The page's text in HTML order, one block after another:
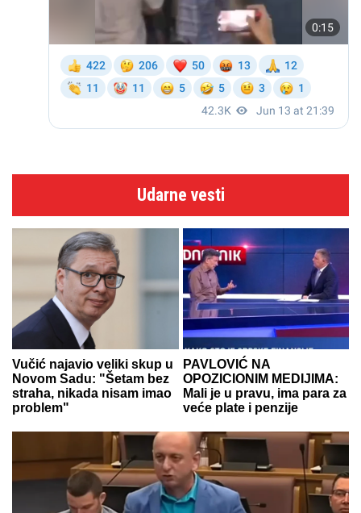
Udarne vesti
Vučić najavio veliki skup u
Novom Sadu: "Šetam bez
straha, nikada nisam imao
problem"
PAVLOVIĆ NA
OPOZICIONIM MEDIJIMA:
Mali je u pravu, ima para za
veće plate i penzije